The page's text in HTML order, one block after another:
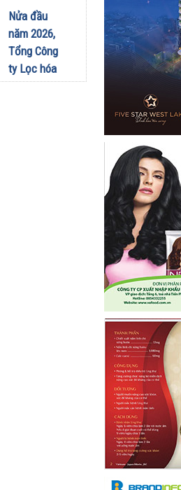
sang dùng
Limo
Green: Tôi
đã hiểu vì
sao xe điện
Nửa đầu
năm 2026,
Tổng Công
ty Lọc hóa
dầu Việt